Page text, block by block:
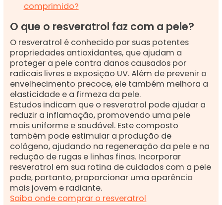
comprimido?
O que o resveratrol faz com a pele?
O resveratrol é conhecido por suas potentes
propriedades antioxidantes, que ajudam a
proteger a pele contra danos causados por
radicais livres e exposição UV. Além de prevenir o
envelhecimento precoce, ele também melhora a
elasticidade e a firmeza da pele.
Estudos indicam que o resveratrol pode ajudar a
reduzir a inflamação, promovendo uma pele
mais uniforme e saudável. Este composto
também pode estimular a produção de
colágeno, ajudando na regeneração da pele e na
redução de rugas e linhas finas. Incorporar
resveratrol em sua rotina de cuidados com a pele
pode, portanto, proporcionar uma aparência
mais jovem e radiante.
Saiba onde comprar o resveratrol